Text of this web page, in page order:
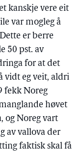
kanskje vere eit
var mogleg å
er berre
50 pst. av
for at det
vidt eg veit, aldri
fekk Noreg
høvet
og Noreg vart
av vallova der
faktisk skal få